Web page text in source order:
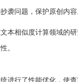
袭问题，保护原创内容
本相似度计算领域的
。
进行了性能优化，使